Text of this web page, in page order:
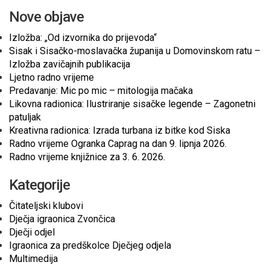
Nove objave
Izložba: „Od izvornika do prijevoda“
Sisak i Sisačko-moslavačka županija u Domovinskom ratu –
Izložba zavičajnih publikacija
Ljetno radno vrijeme
Predavanje: Mic po mic – mitologija mačaka
Likovna radionica: Ilustriranje sisačke legende – Zagonetni
patuljak
Kreativna radionica: Izrada turbana iz bitke kod Siska
Radno vrijeme Ogranka Caprag na dan 9. lipnja 2026.
Radno vrijeme knjižnice za 3. 6. 2026.
Kategorije
Čitateljski klubovi
Dječja igraonica Zvončica
Dječji odjel
Igraonica za predškolce Dječjeg odjela
Multimedija